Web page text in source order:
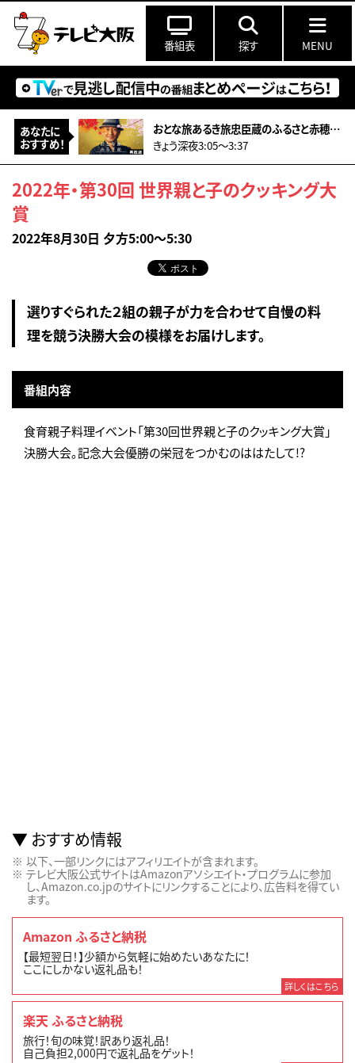
番組表 探す MENU
あなたに
おすすめ！
おとな旅あるき旅忠臣蔵のふるさと赤穂！大石内蔵助ゆかりのものが登場＆ハモ料理
きょう深夜3:05〜3:37
2022年・第30回 世界親と子のクッキング大
賞
2022年8月30日 夕方5:00～5:30
選りすぐられた２組の親子が力を合わせて自慢の料
理を競う決勝大会の模様をお届けします。
番組内容
食育親子料理イベント「第30回世界親と子のクッキング大賞」
決勝大会。記念大会優勝の栄冠をつかむのははたして!?
おすすめ情報
以下、一部リンクにはアフィリエイトが含まれます。
テレビ大阪公式サイトはAmazonアソシエイト・プログラムに参加
し、Amazon.co.jpのサイトにリンクすることにより、広告料を得てい
ます。
Amazon ふるさと納税
【最短翌日！】少額から気軽に始めたいあなたに！
ここにしかない返礼品も！
詳しくはこちら
楽天 ふるさと納税
旅行！旬の味覚！訳あり返礼品！
自己負担2,000円で返礼品をゲット！